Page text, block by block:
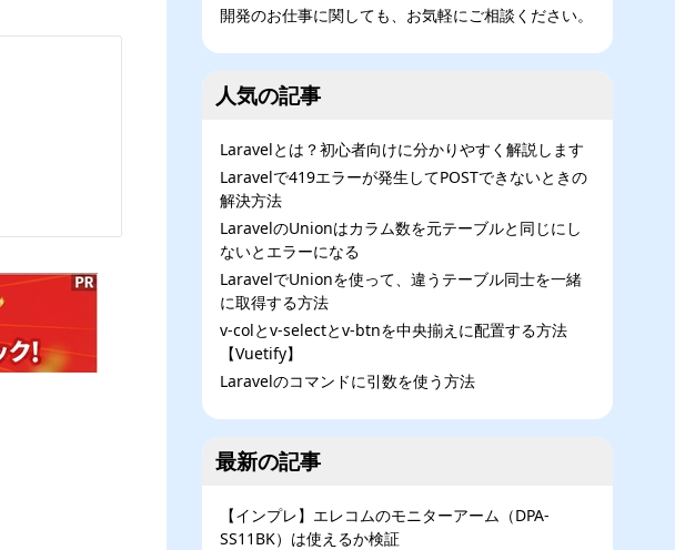
開発のお仕事に関しても、お気軽にご相談ください。
人気の記事
Laravelとは？初心者向けに分かりやすく解説します
Laravelで419エラーが発生してPOSTできないときの
解決方法
LaravelのUnionはカラム数を元テーブルと同じにし
ないとエラーになる
LaravelでUnionを使って、違うテーブル同士を一緒
に取得する方法
v-colとv-selectとv-btnを中央揃えに配置する方法
【Vuetify】
Laravelのコマンドに引数を使う方法
最新の記事
【インプレ】エレコムのモニターアーム（DPA-
SS11BK）は使えるか検証